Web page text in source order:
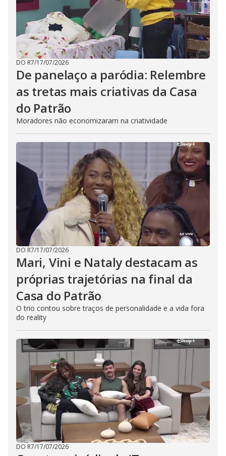
DO R7/17/07/2026
De panelaço a paródia: Relembre
as tretas mais criativas da Casa
do Patrão
Moradores não economizaram na criatividade
DO R7/17/07/2026
Mari, Vini e Nataly destacam as
próprias trajetórias na final da
Casa do Patrão
O trio contou sobre traços de personalidade e a vida fora
do reality
DO R7/17/07/2026